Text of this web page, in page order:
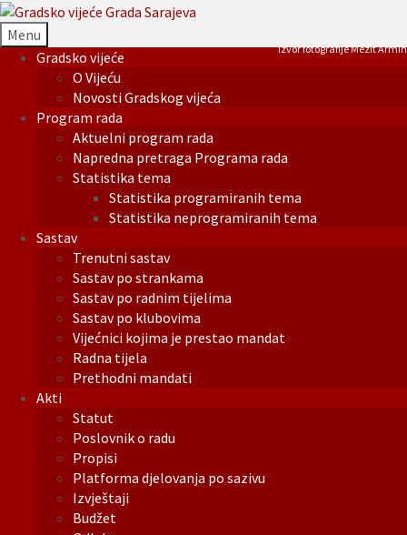
Menu
Gradsko vijeće
O Vijeću
Novosti Gradskog vijeća
Program rada
Aktuelni program rada
Napredna pretraga Programa rada
Statistika tema
Statistika programiranih tema
Statistika neprogramiranih tema
Sastav
Trenutni sastav
Sastav po strankama
Sastav po radnim tijelima
Sastav po klubovima
Vijećnici kojima je prestao mandat
Radna tijela
Prethodni mandati
Akti
Statut
Poslovnik o radu
Propisi
Platforma djelovanja po sazivu
Izvještaji
Budžet
Izvor fotografije Mezit Armin